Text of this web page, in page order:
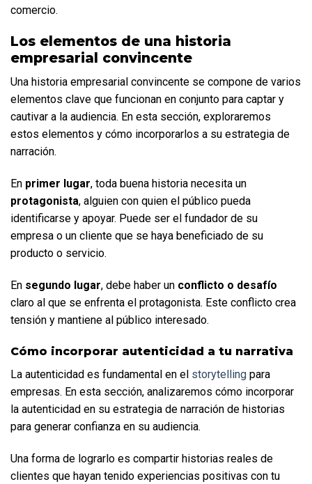
comercio.
Los elementos de una historia
empresarial convincente
Una historia empresarial convincente se compone de varios
elementos clave que funcionan en conjunto para captar y
cautivar a la audiencia. En esta sección, exploraremos
estos elementos y cómo incorporarlos a su estrategia de
narración.
En primer lugar
protagonista, alguien con quien el público pueda
identificarse y apoyar. Puede ser el fundador de su
empresa o un cliente que se haya beneficiado de su
producto o servicio.
En segundo lugar, debe haber un conflicto o desafío
claro al que se enfrenta el protagonista. Este conflicto crea
tensión y mantiene al público interesado.
Cómo incorporar autenticidad a tu narrativa
La autenticidad es fundamental en el storytelling para
empresas. En esta sección, analizaremos cómo incorporar
la autenticidad en su estrategia de narración de historias
para generar confianza en su audiencia.
Una forma de lograrlo es compartir historias reales de
clientes que hayan tenido experiencias positivas con tu